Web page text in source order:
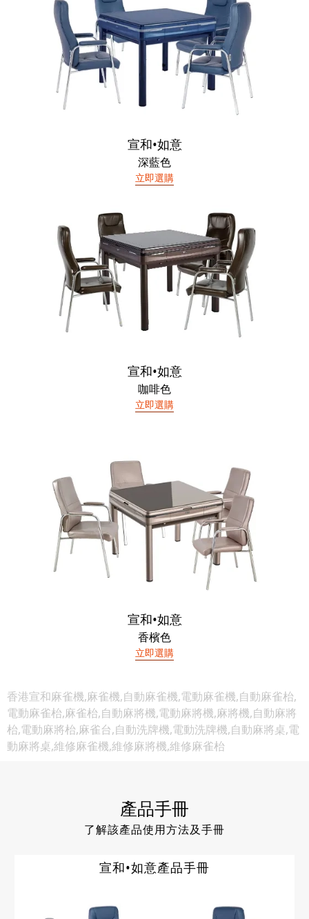
宣和•如意
深藍色
立即選購
宣和•如意
咖啡色
立即選購
宣和•如意
香檳色
立即選購
香港宣和麻雀機,麻雀機,自動麻雀機,電動麻雀機,自動麻雀枱,
電動麻雀枱,麻雀枱,自動麻將機,電動麻將機,麻將機,自動麻將
枱,電動麻將枱,麻雀台,自動洗牌機,電動洗牌機,自動麻將桌,電
動麻將桌,維修麻雀機,維修麻將機,維修麻雀枱
產品手冊
了解該產品使用方法及手冊
宣和•如意產品手冊